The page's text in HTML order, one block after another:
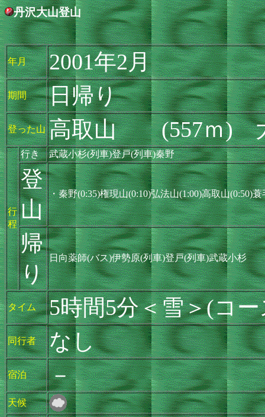
丹沢大山登山
年月 2001年2月
期間 日帰り
登った山 高取山 (557ｍ)
行
程
行き 武蔵小杉(列車)登戸(列車)秦野
登
山
・秦野(0:35)権現山(0:10)弘法山(1:00)高取山(0:50)
帰
り
日向薬師(バス)伊勢原(列車)登戸(列車)武蔵小杉
タイム 5時間5分＜雪＞(コ
同行者 なし
宿泊 －
天候